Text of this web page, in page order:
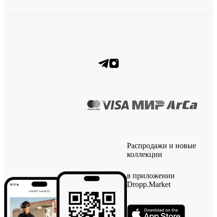
Распродажи и новые
коллекции
в приложении
Dropp.Market